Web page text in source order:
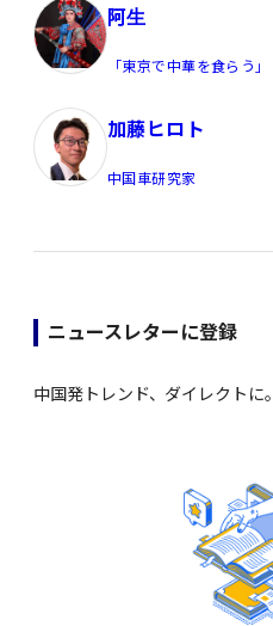
阿生
「東京で中華を食らう」
加藤ヒロト
中国車研究家
ニュースレターに登録
中国発トレンド、ダイレクトに。